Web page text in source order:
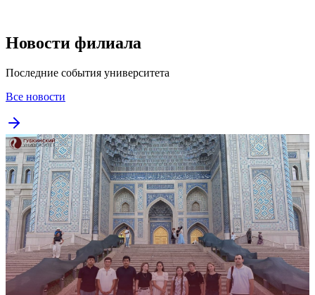
Новости филиала
Последние события университета
Все новости